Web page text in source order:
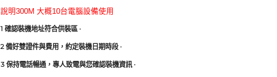
說明300M 大概10台電腦設備使用
1 確認裝機地址符合供裝區 ·
2 備好雙證件與費用，約定裝機日期時段 ·
3 保持電話暢通，專人致電與您確認裝機資訊 ·